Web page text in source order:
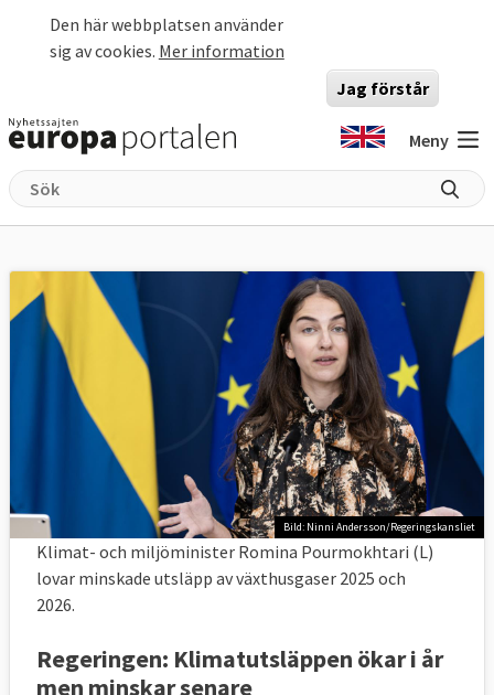
Den här webbplatsen använder
sig av cookies. Mer information
Jag förstår
Meny
Bild: Ninni Andersson/Regeringskansliet
Klimat- och miljöminister Romina Pourmokhtari (L)
lovar minskade utsläpp av växthusgaser 2025 och
2026.
Regeringen: Klimatutsläppen ökar i år
men minskar senare